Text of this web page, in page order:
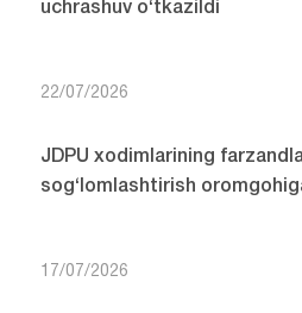
uchrashuv o‘tkazildi
22/07/2026
JDPU xodimlarining
sog‘lomlashtirish
17/07/2026